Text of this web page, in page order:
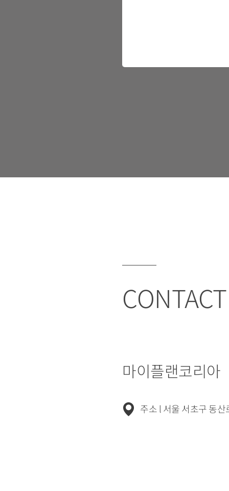
마이플랜코리아
주소 l 서울 서초구 동